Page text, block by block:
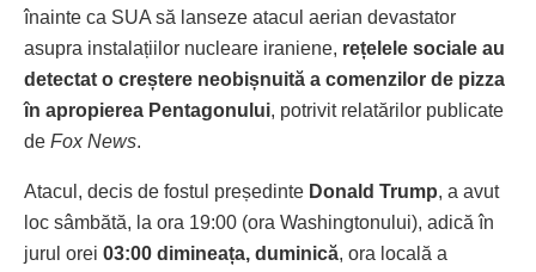
înainte ca SUA să lanseze atacul aerian devastator
asupra instalațiilor nucleare iraniene, rețelele sociale au
detectat o creștere neobișnuită a comenzilor de pizza
în apropierea Pentagonului, potrivit relatărilor publicate
de Fox News.
Atacul, decis de fostul președinte Donald Trump, a avut
loc sâmbătă, la ora 19:00 (ora Washingtonului), adică în
jurul orei 03:00 dimineața, duminică, ora locală a